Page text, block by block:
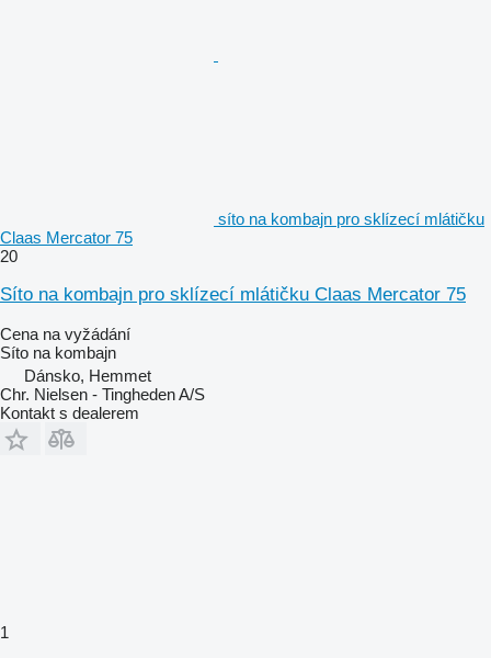
síto na kombajn pro sklízecí mlátičku
Claas Mercator 75
20
Síto na kombajn pro sklízecí mlátičku Claas Mercator 75
Cena na vyžádání
Síto na kombajn
Dánsko, Hemmet
Chr. Nielsen - Tingheden A/S
Kontakt s dealerem
1